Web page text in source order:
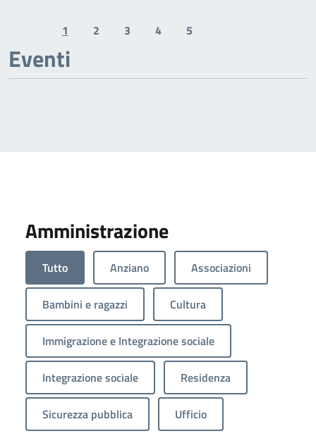
Previous page
1 2 3 4 5
Eventi
Amministrazione
Tutto Anziano Associazioni
Bambini e ragazzi Cultura
Immigrazione e Integrazione sociale
Integrazione sociale Residenza
Sicurezza pubblica Ufficio